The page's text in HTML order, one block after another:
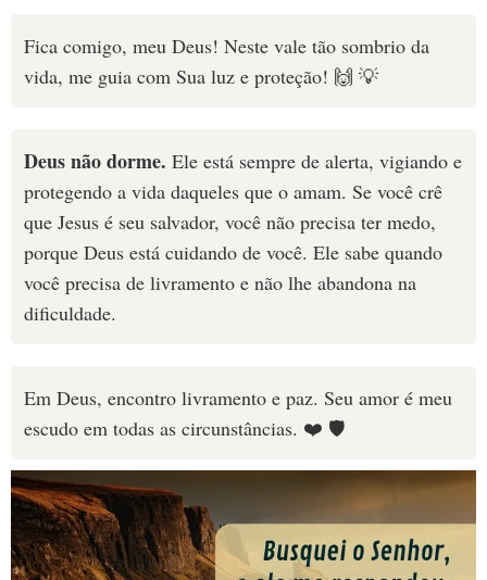
Fica comigo, meu Deus! Neste vale tão sombrio da
vida, me guia com Sua luz e proteção! 🙌 💡
Deus não dorme. Ele está sempre de alerta, vigiando e
protegendo a vida daqueles que o amam. Se você crê
que Jesus é seu salvador, você não precisa ter medo,
porque Deus está cuidando de você. Ele sabe quando
você precisa de livramento e não lhe abandona na
dificuldade.
Em Deus, encontro livramento e paz. Seu amor é meu
escudo em todas as circunstâncias. ❤️ 🛡️